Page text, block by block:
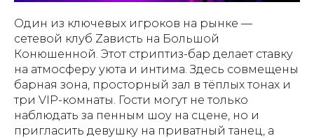
Один из ключевых игроков на рынке —
сетевой клуб Zависть на Большой
Конюшенной. Этот стриптиз-бар делает ставку
на атмосферу уюта и интима. Здесь совмещены
барная зона, просторный зал в тёплых тонах и
три VIP-комнаты. Гости могут не только
наблюдать за пенным шоу на сцене, но и
пригласить девушку на приватный танец, а